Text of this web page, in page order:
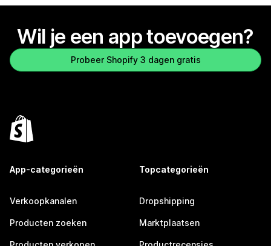
Wil je een app toevoegen?
Probeer Shopify 3 dagen gratis
App-categorieën
Verkoopkanalen
Producten zoeken
Topcategorieën
Dropshipping
Marktplaatsen